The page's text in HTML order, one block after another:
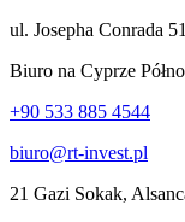
ul. Josepha Conrada
Biuro na Cyprze
+90 533 885 4544
biuro@rt-invest.pl
21 Gazi Sokak,